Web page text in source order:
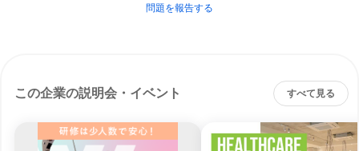
問題を報告する
この企業の説明会・イベント すべて見る